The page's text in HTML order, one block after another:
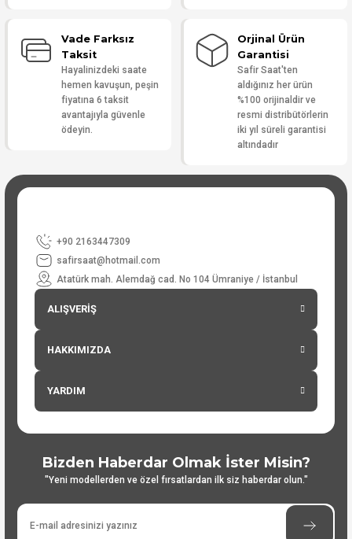
Vade Farksız
Taksit
Hayalinizdeki saate
hemen kavuşun, peşin
fiyatına 6 taksit
avantajıyla güvenle
ödeyin.
Orjinal Ürün
Garantisi
Safir Saat'ten
aldığınız her ürün
%100 orijinaldir ve
resmi distribütörlerin
iki yıl süreli garantisi
altındadır
+90 2163447309
safirsaat@hotmail.com
Atatürk mah. Alemdağ cad. No 104 Ümraniye / İstanbul
ALIŞVERİŞ
HAKKIMIZDA
YARDIM
Bizden Haberdar Olmak İster Misin?
"Yeni modellerden ve özel fırsatlardan ilk siz haberdar olun."